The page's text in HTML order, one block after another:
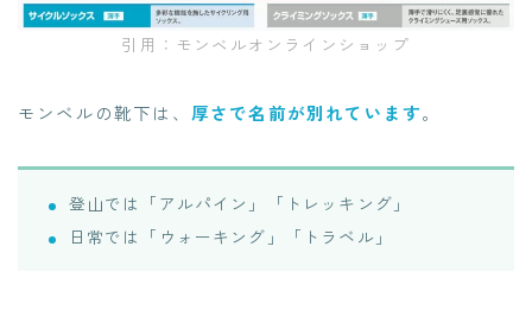
引用：モンベルオンラインショップ
モンベルの靴下は、 厚さで名前が別れています。
登山では「アルパイン」「トレッキング」
日常では「ウォーキング」「トラベル」